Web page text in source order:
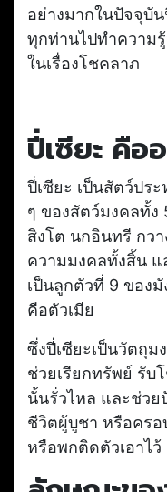
อย่างมากในปัจจุบั
ทุกท่านไปทำความ
ในเรื่องโชคลาภ
ปี่เซียะ คืออ
ปี่เซียะ เป็นสัตว์ปร
ๆ ของสัตว์มงคลทั้ง
สิงโต นกอินทรี กว
ความมงคลทั้งสิ้น แ
เป็นลูกตัวที่ 9 ของ
คือตัวเมีย
ซึ่งปี่เซียะเป็นวัตถุ
ช่วยเรียกทรัพย์ รับ
นั้นรั่วไหล และช่วย
ชีวิตผู้บูชา หรือครอ
หรือพกติดตัวเอาไว้